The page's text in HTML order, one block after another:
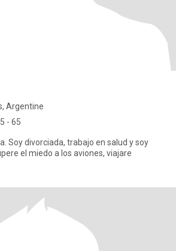
Argentine
- 65
Soy divorciada, trabajo en salud y soy
el miedo a los aviones, viajare